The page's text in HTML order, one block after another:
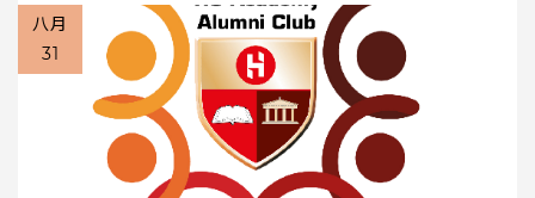
八月
31